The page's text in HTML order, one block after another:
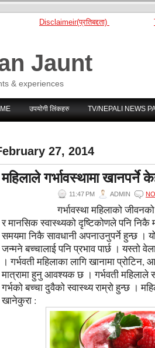
Disclaimeir(प्रतिबद्दता)
Jaunt
& experiences
उपयोगी लिंकहरु TV/NEPALI NEWS
27, 2014
महिलाले गर्भावस्थामा खानपर्ने
11:47 PM ADMIN
गर्भावस्था महिलाको
र मानसिक स्वास्थ्यको दृष्टिकोणले पनि निकै
समयमा निकै सावधानी अपनाउनुपर्ने हुन्छ ।
जन्मने बच्चालाई पनि प्रभाव पार्छ । यस्तो
। गर्भवती महिलाका लागि खानामा प्रोटिन,
मात्रामा हुनु आवश्यक छ । गर्भवती महिलाले
गर्भको बच्चा दुवैको स्वास्थ्य राम्रो हुन्छ ।
खानेकुरा :